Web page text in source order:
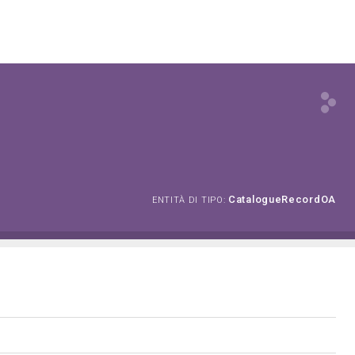
ENTITÀ DI TIPO: CatalogueRecordOA